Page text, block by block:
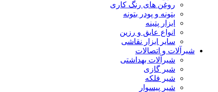
روغن های رنگ کاری
بتونه و پودر بتونه
ابزار پتینه
انواع عایق و رزین
سایر ابزار نقاشی
شیرآلات و اتصالات
شیرآلات بهداشتی
شیر گازی
شیر فلکه
شیر پیسوار